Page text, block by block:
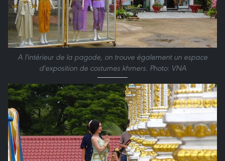
A l'intérieur de la pagode, on trouve également un espace
d'exposition de costumes khmers. Photo: VNA